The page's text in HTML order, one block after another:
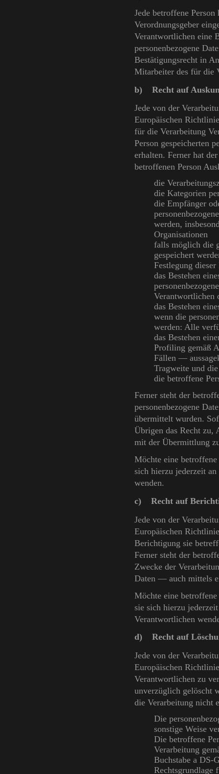
Jede betroffene
Verordnungsgeber
Verantwortlichen eine
personenbezogene
Bestätigungsrecht in
Mitarbeiter des für die
b) Recht auf
Jede von der
Europäischen
für die Verarbeitung
Person gespeicherten
erhalten. Ferner hat
betroffenen Person
die
die Kategorien
die Empfänger
werden,
Organisationen
falls möglich die
gespeichert
Festlegung dieser
das Bestehen
Verantwortlichen
das Bestehen
wenn die
werden: Alle
das Bestehen
Profiling gemäß
Fällen —
Tragweite und
die betroffene
Ferner steht der
personenbezogene
übermittelt wurden.
Übrigen das Recht zu,
mit der Übermittlung
Möchte eine
sich hierzu jederzeit
wenden.
c) Recht auf
Jede von der
Europäischen
Berichtigung sie
Ferner steht der
Zwecke der
Daten — auch mittels
Möchte eine
sie sich hierzu
Verantwortlichen
d) Recht auf
Jede von der
Europäischen
Verantwortlichen zu
unverzüglich gelöscht
die Verarbeitung nicht
Die
sonstige Weise
Die betroffene
Verarbeitung
Buchstabe a DS-
Rechtsgrundlage